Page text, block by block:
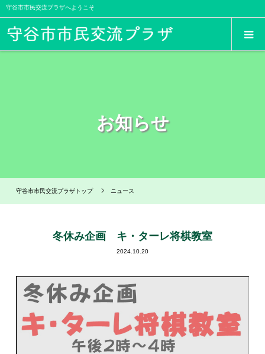
守谷市市民交流プラザへようこそ
お知らせ
守谷市市民交流プラザトップ ニュース
冬休み企画 キ・ターレ将棋教室
2024.10.20